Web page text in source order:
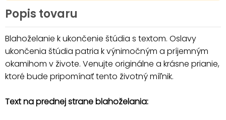
Popis tovaru
Blahoželanie k ukončenie štúdia s textom. Oslavy
ukončenia štúdia patria k výnimočným a príjemným
okamihom v živote. Venujte originálne a krásne prianie,
ktoré bude pripomínať tento životný míľnik.
Text na prednej strane blahoželania: